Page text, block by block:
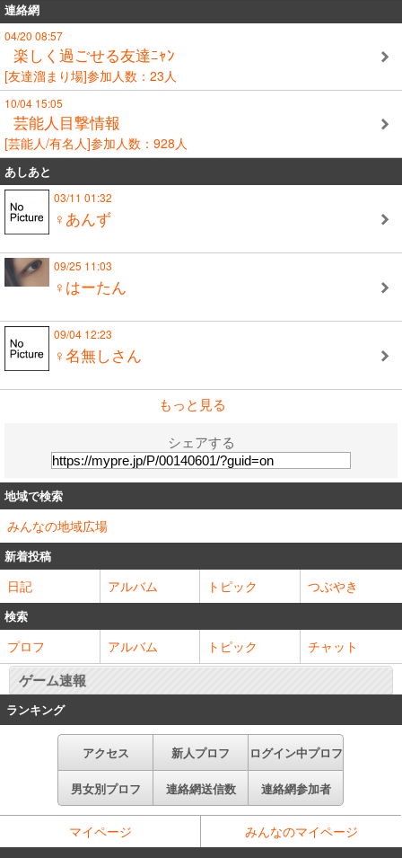
連絡網
04/20 08:57
楽しく過ごせる友達ﾆｬﾝ
[友達溜まり場]参加人数：23人
10/04 15:05
芸能人目撃情報
[芸能人/有名人]参加人数：928人
あしあと
03/11 01:32
♀あんず
09/25 11:03
♀はーたん
09/04 12:23
♀名無しさん
もっと見る
シェアする
地域で検索
みんなの地域広場
新着投稿
日記 アルバム トピック つぶやき
検索
プロフ アルバム トピック チャット
ゲーム速報
ランキング
アクセス 新人プロフ ログイン中プロフ
男女別プロフ 連絡網送信数 連絡網参加者
マイページ
みんなのマイページ